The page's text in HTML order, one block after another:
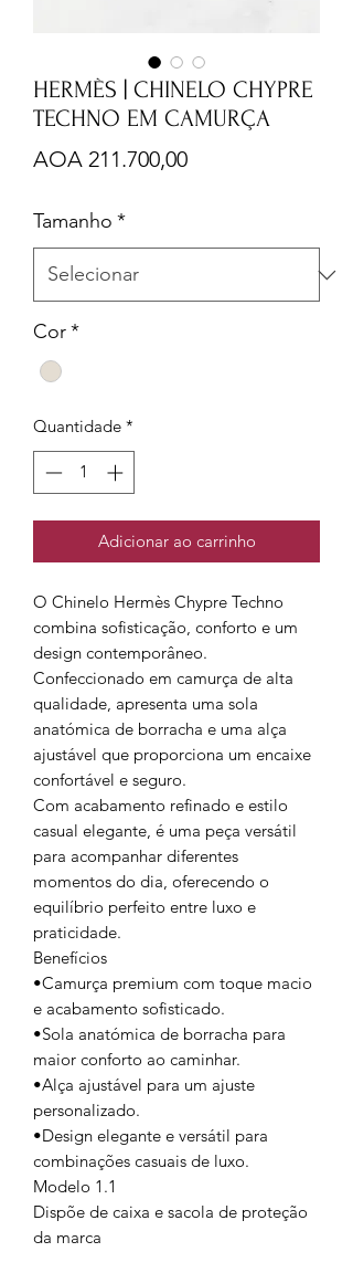
HERMÈS | CHINELO CHYPRE
TECHNO EM CAMURÇA
AOA 211.700,00Preço
Tamanho *
Cor*
Quantidade *
Adicionar ao carrinho
O Chinelo Hermès Chypre Techno
combina sofisticação, conforto e um
design contemporâneo.
Confeccionado em camurça de alta
qualidade, apresenta uma sola
anatómica de borracha e uma alça
ajustável que proporciona um encaixe
confortável e seguro.
Com acabamento refinado e estilo
casual elegante, é uma peça versátil
para acompanhar diferentes
momentos do dia, oferecendo o
equilíbrio perfeito entre luxo e
praticidade.
Benefícios
•Camurça premium com toque macio
e acabamento sofisticado.
•Sola anatómica de borracha para
maior conforto ao caminhar.
•Alça ajustável para um ajuste
personalizado.
•Design elegante e versátil para
combinações casuais de luxo.
Modelo 1.1
Dispõe de caixa e sacola de proteção
da marca